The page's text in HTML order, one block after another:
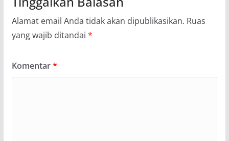
Alamat email Anda tidak akan dipublikasikan. Ruas
yang wajib ditandai *
Komentar*